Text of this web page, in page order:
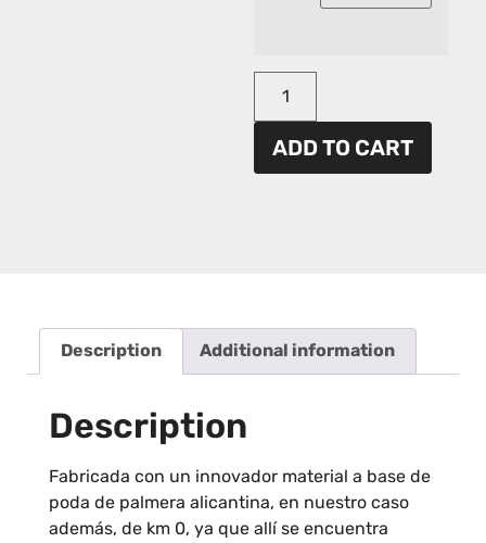
ADD TO CART
Description Additional information
Description
Fabricada con un innovador material a base de
poda de palmera alicantina, en nuestro caso
además, de km 0, ya que allí se encuentra